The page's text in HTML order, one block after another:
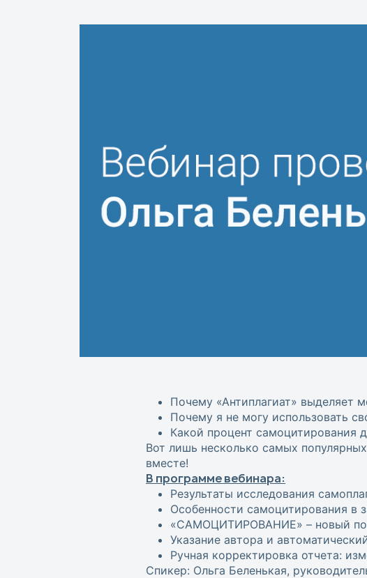
Почему «Антиплагиат» выделяет
Почему я не могу использовать
Какой процент самоцитирования
Вот лишь несколько самых
вместе!
В программе вебинара:
Результаты исследования
Особенности самоцитирования в
«САМОЦИТИРОВАНИЕ» – новый
Указание автора и
Ручная корректировка отчета:
Спикер: Ольга Беленькая,